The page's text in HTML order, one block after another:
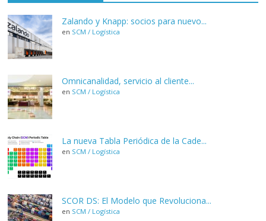
Zalando y Knapp: socios para nuevo...
en SCM / Logística
Omnicanalidad, servicio al cliente...
en SCM / Logística
La nueva Tabla Periódica de la Cade...
en SCM / Logística
SCOR DS: El Modelo que Revoluciona...
en SCM / Logística